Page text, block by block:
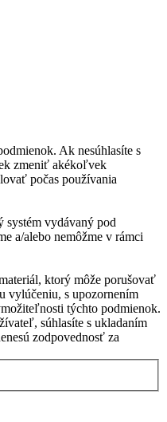
Ak nesúhlasíte s
zmeniť akékoľvek
počas používania
systém vydávaný pod
a/alebo nemôžme v rámci
ktorý môže porušovať
vylúčeniu, s upozornením
týchto podmienok.
súhlasíte s ukladaním
zodpovednosť za